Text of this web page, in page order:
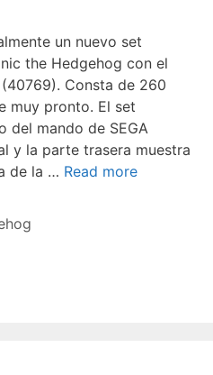
un nuevo set
the Hedgehog con el
Consta de 260
muy pronto. El set
del mando de SEGA
y la parte trasera muestra
de la … Read more